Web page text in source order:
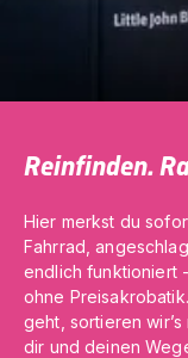
Reinfinden.
Hier merkst du
Fahrrad,
endlich funktioniert
ohne
geht, sortieren
dir und deinen